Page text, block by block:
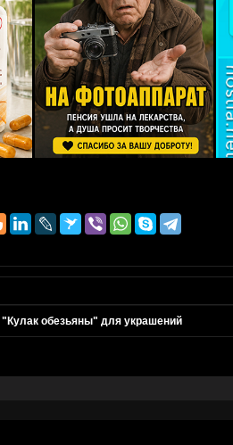
"Кулак обезьяны" для украшений